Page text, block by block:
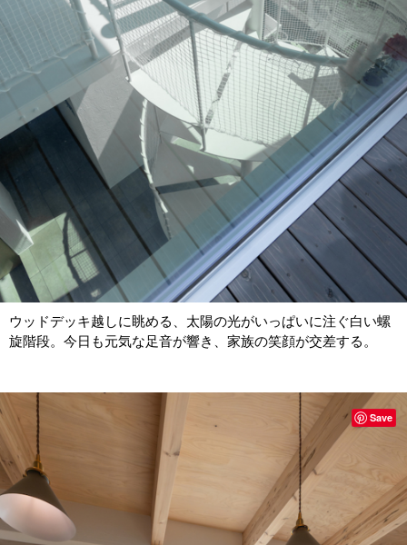
ウッドデッキ越しに眺める、太陽の光がいっぱいに注ぐ白い螺
旋階段。今日も元気な足音が響き、家族の笑顔が交差する。
Save